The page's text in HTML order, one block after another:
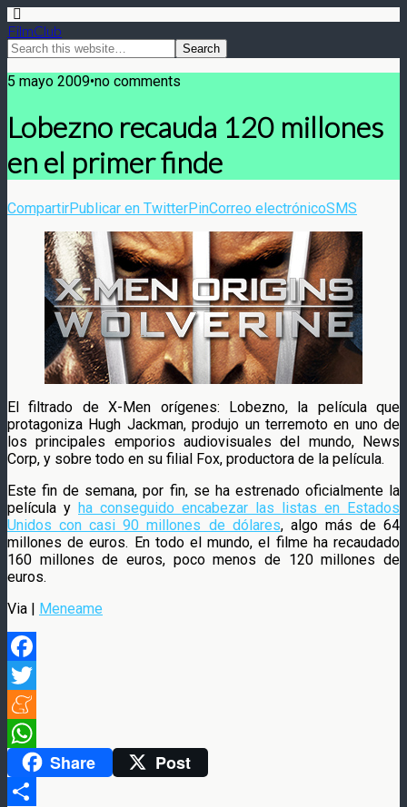
FilmClub
5 mayo 2009•no comments
Lobezno recauda 120 millones
en el primer finde
CompartirPublicar en TwitterPinCorreo electrónicoSMS
El filtrado de X-Men orígenes: Lobezno, la película que
protagoniza Hugh Jackman, produjo un terremoto en uno de
los principales emporios audiovisuales del mundo, News
Corp, y sobre todo en su filial Fox, productora de la película.
Este fin de semana, por fin, se ha estrenado oficialmente la
película y ha conseguido encabezar las listas en Estados
Unidos con casi 90 millones de dólares, algo más de 64
millones de euros. En todo el mundo, el filme ha recaudado
160 millones de euros, poco menos de 120 millones de
euros.
Via | Meneame
Facebook
Twitter
Meneame
WhatsAppShare Post